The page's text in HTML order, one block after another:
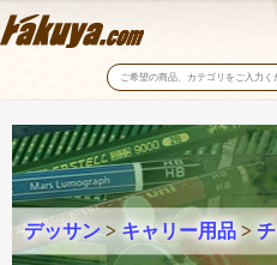
デッサン > キャリー用品 >